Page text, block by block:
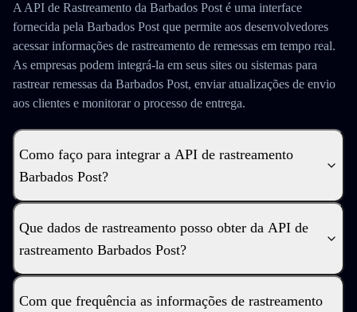
A API de Rastreamento da Barbados Post é uma interface
fornecida pela Barbados Post que permite aos desenvolvedores
acessar informações de rastreamento de remessas em tempo real.
As empresas podem integrá-la em seus sites ou sistemas para
rastrear remessas da Barbados Post, enviar atualizações de envio
aos clientes e monitorar o processo de entrega.
Como faço para integrar a API de rastreamento
Barbados Post?
Que dados de rastreamento posso obter da API de
rastreamento Barbados Post?
Com que frequência as informações de rastreamento